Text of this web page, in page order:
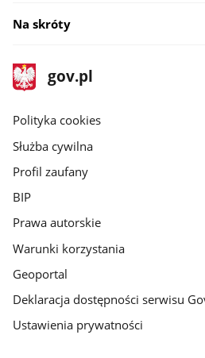
Na skróty
stopka
gov.pl
Strona
gov.pl
gov.pl
Polityka cookies
Służba cywilna
Profil zaufany
BIP
Prawa autorskie
Warunki korzystania
Geoportal
Deklaracja dostępności serwisu
Ustawienia prywatności